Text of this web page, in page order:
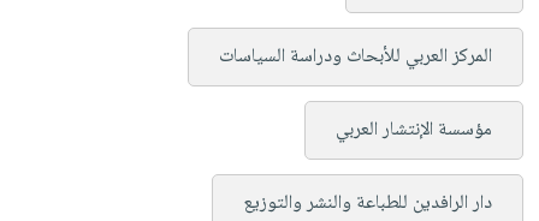
المركز العربي للأبحاث ودراسة السياسات
مؤسسة الإنتشار العربي
دار الرافدين للطباعة والنشر والتوزيع